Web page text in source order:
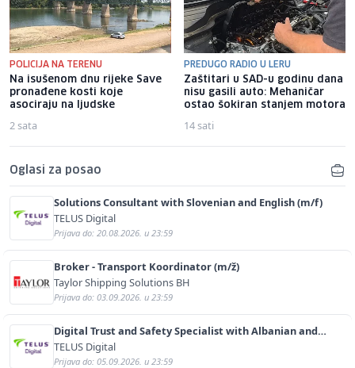
POLICIJA NA TERENU
Na isušenom dnu rijeke Save
pronađene kosti koje
asociraju na ljudske
2 sata
PREDUGO RADIO U LERU
Zaštitari u SAD-u godinu dana
nisu gasili auto: Mehaničar
ostao šokiran stanjem motora
14 sati
Oglasi za posao
Solutions Consultant with Slovenian and English (m/f)
TELUS Digital
Prijava do: 20.08.2026. u 23:59
Broker - Transport Koordinator (m/ž)
Taylor Shipping Solutions BH
Prijava do: 03.09.2026. u 23:59
Digital Trust and Safety Specialist with Albanian and
English (m/f)
TELUS Digital
Prijava do: 05.09.2026. u 23:59